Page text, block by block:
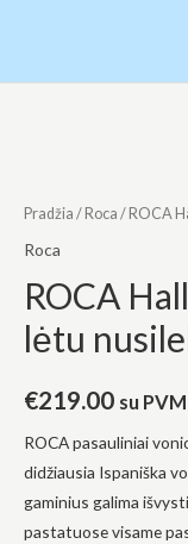
Pradžia / Roca / ROCA
Roca
ROCA
lėtu
€219.00 su PVM
ROCA pasauliniai
didžiausia Ispaniška
gaminius galima
pastatuose visame
Hall,
dangtis
su
lėtu